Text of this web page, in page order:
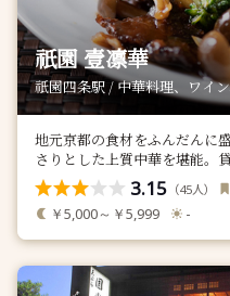
祇園 壹凛華
祇園四条駅 / 中華料理、ワイ
地元京都の食材をふんだんに
さりとした上質中華を堪能。
3.15 （45人）
￥5,000～￥5,999 -